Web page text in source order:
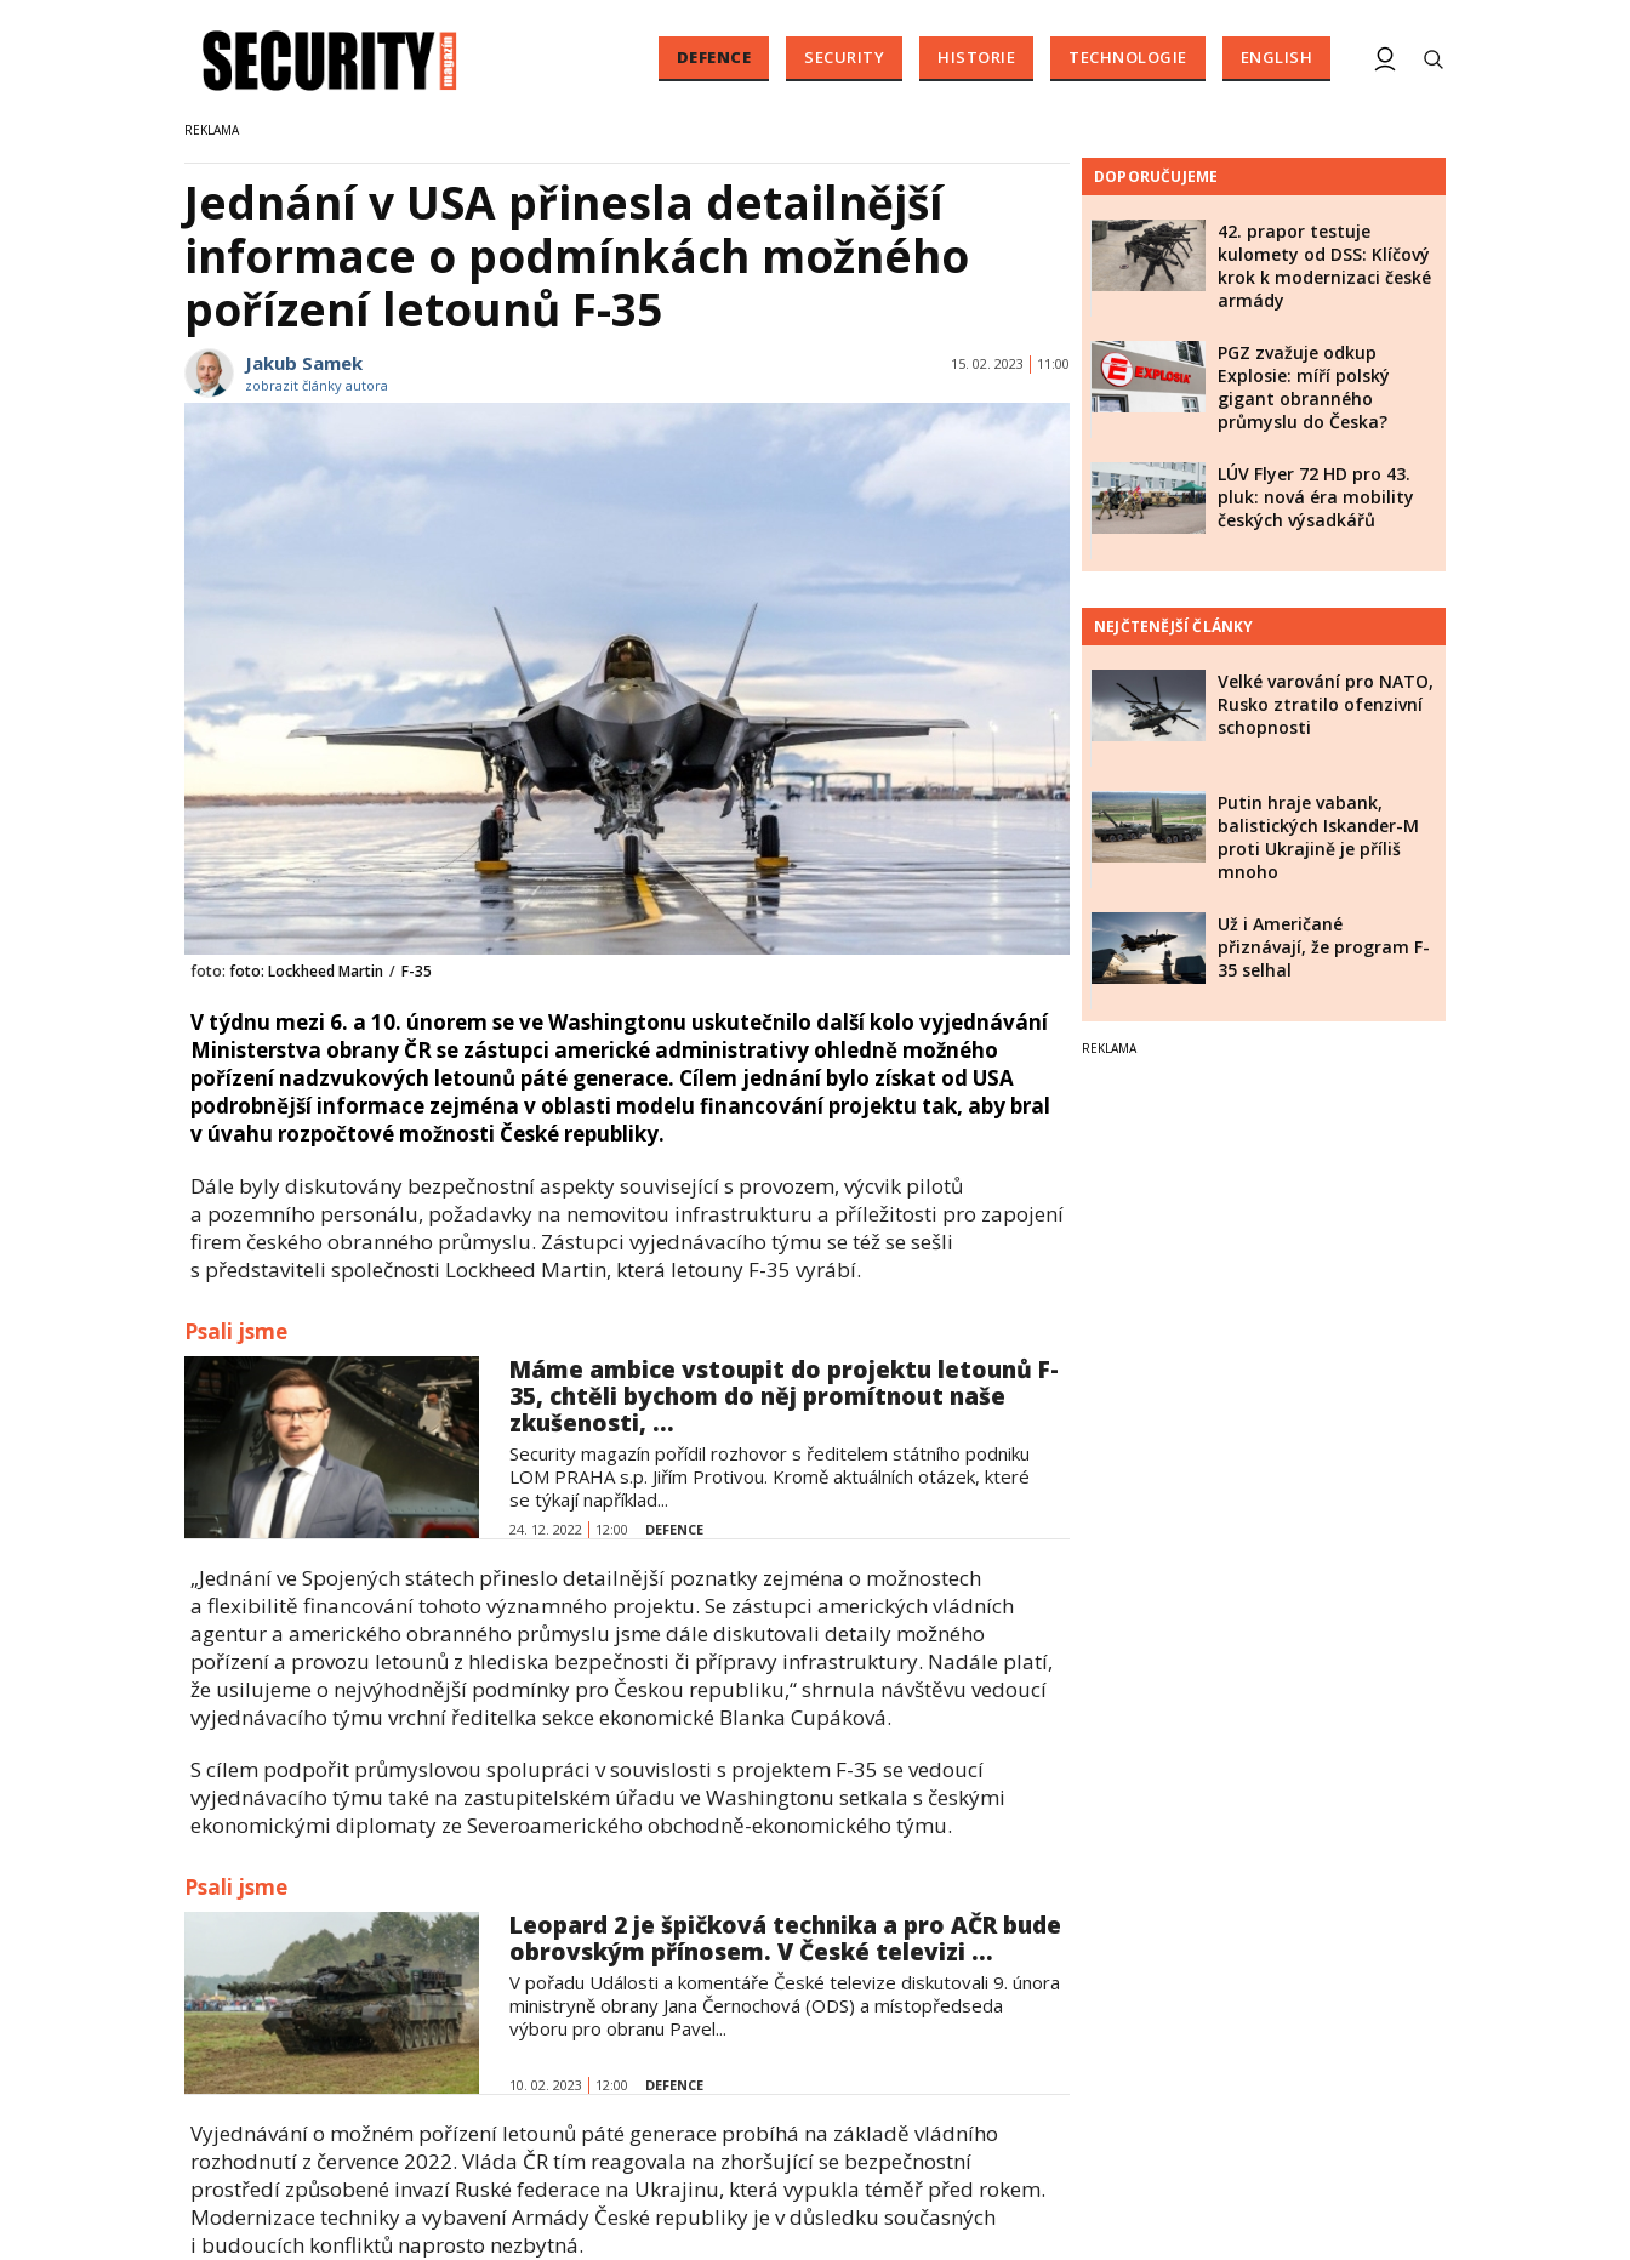
DEFENCE SECURITY HISTORIE TECHNOLOGIE ENGLISH
Jednání v USA přinesla detailnější
informace o podmínkách možného
pořízení letounů F-35
Jakub Samek
zobrazit články autora
15. 02. 2023 11:00
foto: foto: Lockheed Martin / F-35
V týdnu mezi 6. a 10. únorem se ve Washingtonu uskutečnilo další kolo vyjednávání
Ministerstva obrany ČR se zástupci americké administrativy ohledně možného
pořízení nadzvukových letounů páté generace. Cílem jednání bylo získat od USA
podrobnější informace zejména v oblasti modelu financování projektu tak, aby bral
v úvahu rozpočtové možnosti České republiky.
Dále byly diskutovány bezpečnostní aspekty související s provozem, výcvik pilotů
a pozemního personálu, požadavky na nemovitou infrastrukturu a příležitosti pro zapojení
firem českého obranného průmyslu. Zástupci vyjednávacího týmu se též se sešli
s představiteli společnosti Lockheed Martin, která letouny F-35 vyrábí.
Psali jsme
Máme ambice vstoupit do projektu letounů F-
35, chtěli bychom do něj promítnout naše
zkušenosti, ...
Security magazín pořídil rozhovor s ředitelem státního podniku
LOM PRAHA s.p. Jiřím Protivou. Kromě aktuálních otázek, které
se týkají například...
24. 12. 2022 12:00 DEFENCE
„Jednání ve Spojených státech přineslo detailnější poznatky zejména o možnostech
a flexibilitě financování tohoto významného projektu. Se zástupci amerických vládních
agentur a amerického obranného průmyslu jsme dále diskutovali detaily možného
pořízení a provozu letounů z hlediska bezpečnosti či přípravy infrastruktury. Nadále platí,
že usilujeme o nejvýhodnější podmínky pro Českou republiku,“ shrnula návštěvu vedoucí
vyjednávacího týmu vrchní ředitelka sekce ekonomické Blanka Cupáková.
S cílem podpořit průmyslovou spolupráci v souvislosti s projektem F-35 se vedoucí
vyjednávacího týmu také na zastupitelském úřadu ve Washingtonu setkala s českými
ekonomickými diplomaty ze Severoamerického obchodně-ekonomického týmu.
Psali jsme
Leopard 2 je špičková technika a pro AČR bude
obrovským přínosem. V České televizi ...
V pořadu Události a komentáře České televize diskutovali 9. února
ministryně obrany Jana Černochová (ODS) a místopředseda
výboru pro obranu Pavel...
10. 02. 2023 12:00 DEFENCE
Vyjednávání o možném pořízení letounů páté generace probíhá na základě vládního
rozhodnutí z července 2022. Vláda ČR tím reagovala na zhoršující se bezpečnostní
prostředí způsobené invazí Ruské federace na Ukrajinu, která vypukla téměř před rokem.
Modernizace techniky a vybavení Armády České republiky je v důsledku současných
i budoucích konfliktů naprosto nezbytná.
DOPORUČUJEME
42. prapor testuje
kulomety od DSS: Klíčový
krok k modernizaci české
armády
PGZ zvažuje odkup
Explosie: míří polský
gigant obranného
průmyslu do Česka?
LÚV Flyer 72 HD pro 43.
pluk: nová éra mobility
českých výsadkářů
NEJČTENĚJŠÍ ČLÁNKY
Velké varování pro NATO,
Rusko ztratilo ofenzivní
schopnosti
Putin hraje vabank,
balistických Iskander-M
proti Ukrajině je příliš
mnoho
Už i Američané
přiznávají, že program F-
35 selhal